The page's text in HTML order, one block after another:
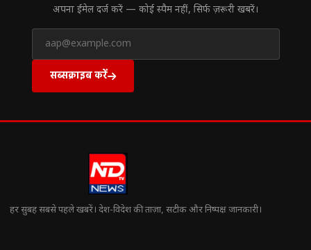
अपना ईमेल दर्ज करें — कोई स्पैम नहीं, सिर्फ ज़रूरी खबरें।
सब्सक्राइब करें
हर सुबह सबसे पहले खबरें। देश-विदेश की ताज़ा, सटीक और निष्पक्ष जानकारी।